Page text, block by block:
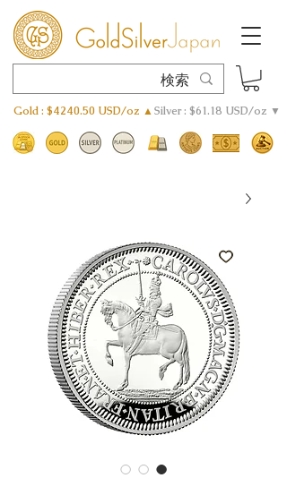
Gold : $4240.50 USD/oz ▲Silver : $61.18 USD/oz ▼